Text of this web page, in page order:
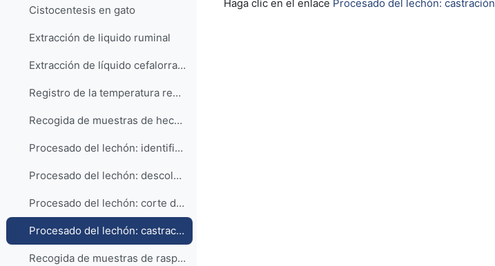
Cistocentesis en gato
Extracción de liquido ruminal
Extracción de líquido cefalorraquídeo (LCR) en la oveja
Registro de la temperatura rectal en lechones y cerdos adultos
Recogida de muestras de heces en el lechón
Procesado del lechón: identificación y aplicación de productos profilácticos
Procesado del lechón: descolmillado
Procesado del lechón: corte de la cola
Procesado del lechón: castración
Recogida de muestras de raspados cutáneos en el cerdo
Haga clic en el enlace Procesado del lechón: castración